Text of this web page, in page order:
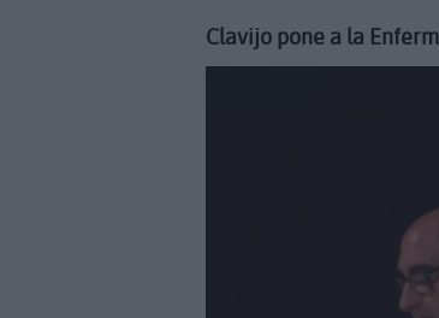
Clavijo pone a la